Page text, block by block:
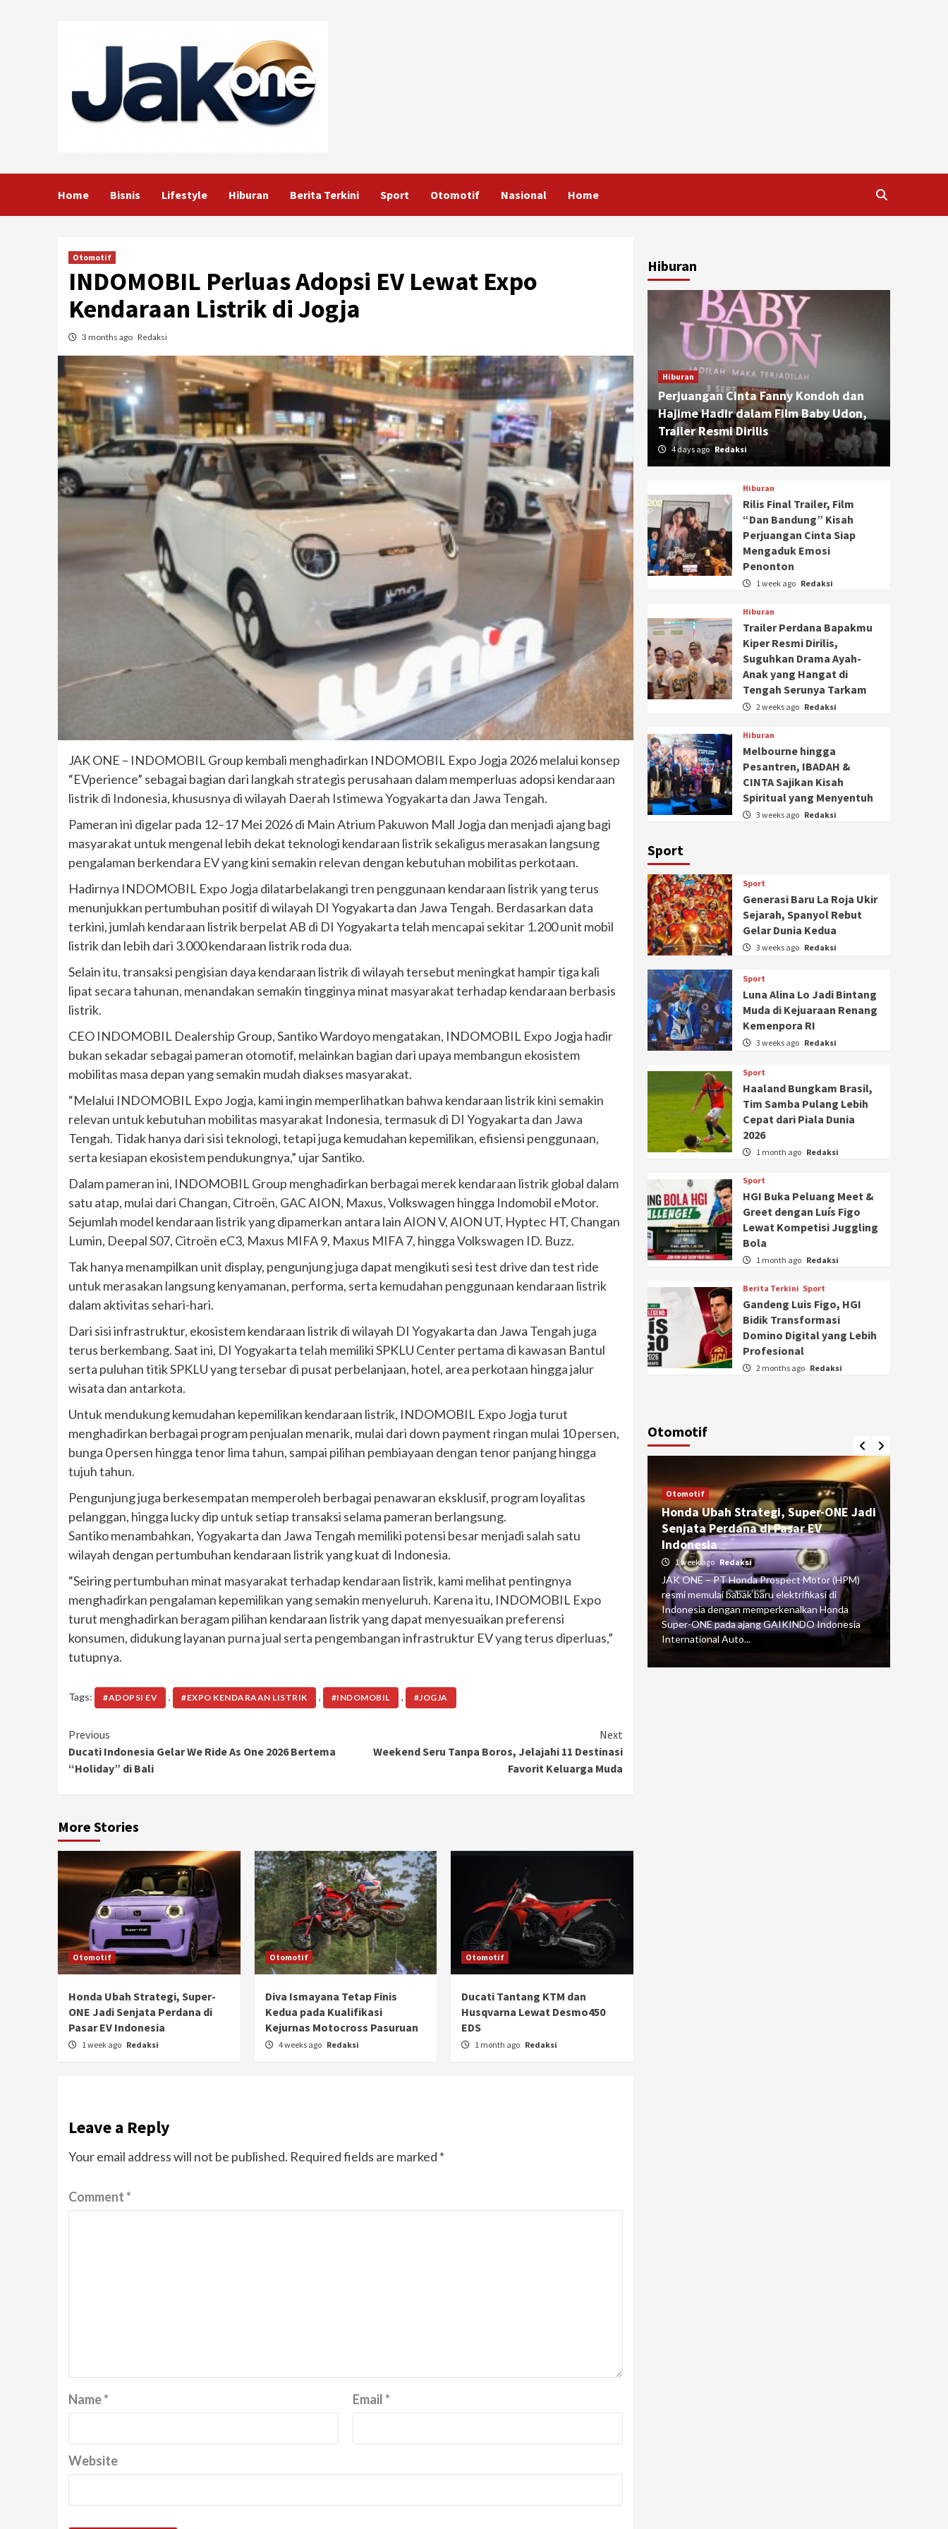
Home Bisnis Lifestyle Hiburan Berita Terkini Sport Otomotif Nasional Home
Otomotif
INDOMOBIL Perluas Adopsi EV Lewat Expo
Kendaraan Listrik di Jogja
3 months ago Redaksi
JAK ONE – INDOMOBIL Group kembali menghadirkan INDOMOBIL Expo Jogja 2026 melalui konsep
“EVperience” sebagai bagian dari langkah strategis perusahaan dalam memperluas adopsi kendaraan
listrik di Indonesia, khususnya di wilayah Daerah Istimewa Yogyakarta dan Jawa Tengah.
Pameran ini digelar pada 12–17 Mei 2026 di Main Atrium Pakuwon Mall Jogja dan menjadi ajang bagi
masyarakat untuk mengenal lebih dekat teknologi kendaraan listrik sekaligus merasakan langsung
pengalaman berkendara EV yang kini semakin relevan dengan kebutuhan mobilitas perkotaan.
Hadirnya INDOMOBIL Expo Jogja dilatarbelakangi tren penggunaan kendaraan listrik yang terus
menunjukkan pertumbuhan positif di wilayah DI Yogyakarta dan Jawa Tengah. Berdasarkan data
terkini, jumlah kendaraan listrik berpelat AB di DI Yogyakarta telah mencapai sekitar 1.200 unit mobil
listrik dan lebih dari 3.000 kendaraan listrik roda dua.
Selain itu, transaksi pengisian daya kendaraan listrik di wilayah tersebut meningkat hampir tiga kali
lipat secara tahunan, menandakan semakin tingginya minat masyarakat terhadap kendaraan berbasis
listrik.
CEO INDOMOBIL Dealership Group, Santiko Wardoyo mengatakan, INDOMOBIL Expo Jogja hadir
bukan sekadar sebagai pameran otomotif, melainkan bagian dari upaya membangun ekosistem
mobilitas masa depan yang semakin mudah diakses masyarakat.
“Melalui INDOMOBIL Expo Jogja, kami ingin memperlihatkan bahwa kendaraan listrik kini semakin
relevan untuk kebutuhan mobilitas masyarakat Indonesia, termasuk di DI Yogyakarta dan Jawa
Tengah. Tidak hanya dari sisi teknologi, tetapi juga kemudahan kepemilikan, efisiensi penggunaan,
serta kesiapan ekosistem pendukungnya,” ujar Santiko.
Dalam pameran ini, INDOMOBIL Group menghadirkan berbagai merek kendaraan listrik global dalam
satu atap, mulai dari Changan, Citroën, GAC AION, Maxus, Volkswagen hingga Indomobil eMotor.
Sejumlah model kendaraan listrik yang dipamerkan antara lain AION V, AION UT, Hyptec HT, Changan
Lumin, Deepal S07, Citroën eC3, Maxus MIFA 9, Maxus MIFA 7, hingga Volkswagen ID. Buzz.
Tak hanya menampilkan unit display, pengunjung juga dapat mengikuti sesi test drive dan test ride
untuk merasakan langsung kenyamanan, performa, serta kemudahan penggunaan kendaraan listrik
dalam aktivitas sehari-hari.
Dari sisi infrastruktur, ekosistem kendaraan listrik di wilayah DI Yogyakarta dan Jawa Tengah juga
terus berkembang. Saat ini, DI Yogyakarta telah memiliki SPKLU Center pertama di kawasan Bantul
serta puluhan titik SPKLU yang tersebar di pusat perbelanjaan, hotel, area perkotaan hingga jalur
wisata dan antarkota.
Untuk mendukung kemudahan kepemilikan kendaraan listrik, INDOMOBIL Expo Jogja turut
menghadirkan berbagai program penjualan menarik, mulai dari down payment ringan mulai 10 persen,
bunga 0 persen hingga tenor lima tahun, sampai pilihan pembiayaan dengan tenor panjang hingga
tujuh tahun.
Pengunjung juga berkesempatan memperoleh berbagai penawaran eksklusif, program loyalitas
pelanggan, hingga lucky dip untuk setiap transaksi selama pameran berlangsung.
Santiko menambahkan, Yogyakarta dan Jawa Tengah memiliki potensi besar menjadi salah satu
wilayah dengan pertumbuhan kendaraan listrik yang kuat di Indonesia.
“Seiring pertumbuhan minat masyarakat terhadap kendaraan listrik, kami melihat pentingnya
menghadirkan pengalaman kepemilikan yang semakin menyeluruh. Karena itu, INDOMOBIL Expo
turut menghadirkan beragam pilihan kendaraan listrik yang dapat menyesuaikan preferensi
konsumen, didukung layanan purna jual serta pengembangan infrastruktur EV yang terus diperluas,”
tutupnya.
Tags: #ADOPSI EV , #EXPO KENDARAAN LISTRIK , #INDOMOBIL , #JOGJA
Continue
Reading
Previous
Ducati Indonesia⁠ Gelar We Ride As One 2026 Bertema
“Holiday” di Bali
Next
Weekend Seru Tanpa Boros, Jelajahi 11 Destinasi
Favorit Keluarga Muda
More Stories
Otomotif
Honda Ubah Strategi, Super-
ONE Jadi Senjata Perdana di
Pasar EV Indonesia
1 week ago Redaksi
Otomotif
Diva Ismayana Tetap Finis
Kedua pada Kualifikasi
Kejurnas Motocross Pasuruan
4 weeks ago Redaksi
Otomotif
Ducati Tantang KTM dan
Husqvarna Lewat Desmo450
EDS
1 month ago Redaksi
Leave a Reply
Your email address will not be published. Required fields are marked *
Comment*
Name* Email*
Website
Hiburan
Hiburan
Perjuangan Cinta Fanny Kondoh dan
Hajime Hadir dalam Film Baby Udon,
Trailer Resmi Dirilis
4 days ago Redaksi
Hiburan
Rilis Final Trailer, Film
“Dan Bandung” Kisah
Perjuangan Cinta Siap
Mengaduk Emosi
Penonton
1 week ago Redaksi
Hiburan
Trailer Perdana Bapakmu
Kiper Resmi Dirilis,
Suguhkan Drama Ayah-
Anak yang Hangat di
Tengah Serunya Tarkam
2 weeks ago Redaksi
Hiburan
Melbourne hingga
Pesantren, IBADAH &
CINTA Sajikan Kisah
Spiritual yang Menyentuh
3 weeks ago Redaksi
Sport
Sport
Generasi Baru La Roja Ukir
Sejarah, Spanyol Rebut
Gelar Dunia Kedua
3 weeks ago Redaksi
Sport
Luna Alina Lo Jadi Bintang
Muda di Kejuaraan Renang
Kemenpora RI
3 weeks ago Redaksi
Sport
Haaland Bungkam Brasil,
Tim Samba Pulang Lebih
Cepat dari Piala Dunia
2026
1 month ago Redaksi
Sport
HGI Buka Peluang Meet &
Greet dengan Luís Figo
Lewat Kompetisi Juggling
Bola
1 month ago Redaksi
Berita Terkini Sport
Gandeng Luis Figo, HGI
Bidik Transformasi
Domino Digital yang Lebih
Profesional
2 months ago Redaksi
Otomotif
Ducati Collezione 100 Debut di
Mugello, Usung 10 Desain Bersejarah
2 months ago
JAK ONE – Perayaan satu abad perjalanan
Ducati semakin istimewa dengan peluncuran
Collezione 100, sebuah koleksi motor edisi
terbatas yang mengangkat kembali sejumlah
livery paling...
Otomotif
Honda Ubah Strategi, Super-ONE Jadi
Senjata Perdana di Pasar EV
Indonesia
1 week ago Redaksi
JAK ONE – PT Honda Prospect Motor (HPM)
resmi memulai babak baru elektrifikasi di
Indonesia dengan memperkenalkan Honda
Super-ONE pada ajang GAIKINDO Indonesia
International Auto...